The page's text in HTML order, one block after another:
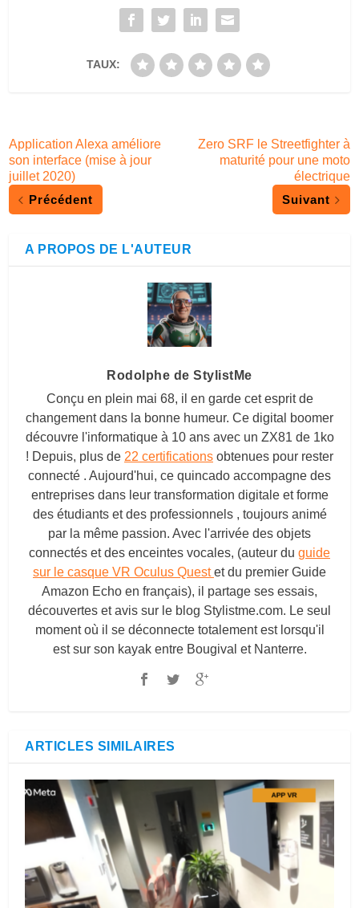
TAUX:
Application Alexa améliore
son interface (mise à jour
juillet 2020)
Précédent
Zero SRF le Streetfighter à
maturité pour une moto
électrique
Suivant
A PROPOS DE L'AUTEUR
Rodolphe de StylistMe
Conçu en plein mai 68, il en garde cet esprit de
changement dans la bonne humeur. Ce digital boomer
découvre l'informatique à 10 ans avec un ZX81 de 1ko
! Depuis, plus de 22 certifications obtenues pour rester
connecté . Aujourd'hui, ce quincado accompagne des
entreprises dans leur transformation digitale et forme
des étudiants et des professionnels , toujours animé
par la même passion. Avec l'arrivée des objets
connectés et des enceintes vocales, (auteur du guide
sur le casque VR Oculus Questet du premier Guide
Amazon Echo en français), il partage ses essais,
découvertes et avis sur le blog Stylistme.com. Le seul
moment où il se déconnecte totalement est lorsqu'il
est sur son kayak entre Bougival et Nanterre.
ARTICLES SIMILAIRES